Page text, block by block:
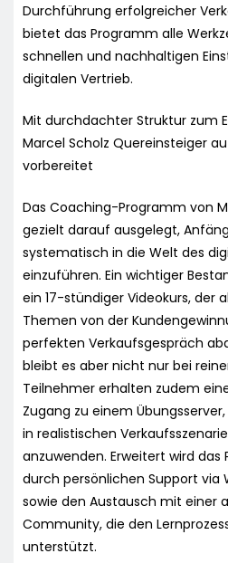
Durchführung erfolgreicher
bietet das Programm alle
schnellen und nachhaltigen
digitalen Vertrieb.
Mit durchdachter Struktur zum
Marcel Scholz Quereinsteiger
vorbereitet
Das Coaching-Programm von
gezielt darauf ausgelegt,
systematisch in die Welt des
einzuführen. Ein wichtiger
ein 17-stündiger Videokurs, der
Themen von der
perfekten Verkaufsgespräch
bleibt es aber nicht nur bei
Teilnehmer erhalten zudem
Zugang zu einem
in realistischen
anzuwenden. Erweitert wird das
durch persönlichen Support via
sowie den Austausch mit einer
Community, die den
unterstützt.